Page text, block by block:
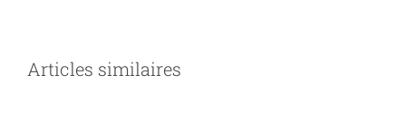
Articles similaires